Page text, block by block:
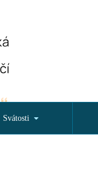
Svátosti